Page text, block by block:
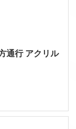
通行 アクリル